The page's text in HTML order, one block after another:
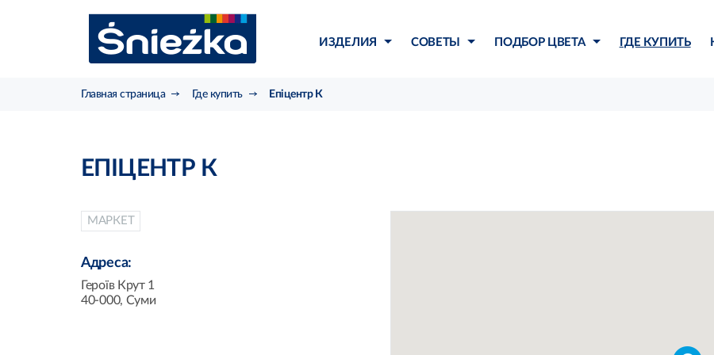
ИЗДЕЛИЯ СОВЕТЫ ПОДБОР ЦВЕТА ГДЕ КУПИТЬ
Главная страница Где купить Епіцентр К
ЕПІЦЕНТР К
МАРКЕТ
Адреса:
Героїв Крут 1
40-000, Суми